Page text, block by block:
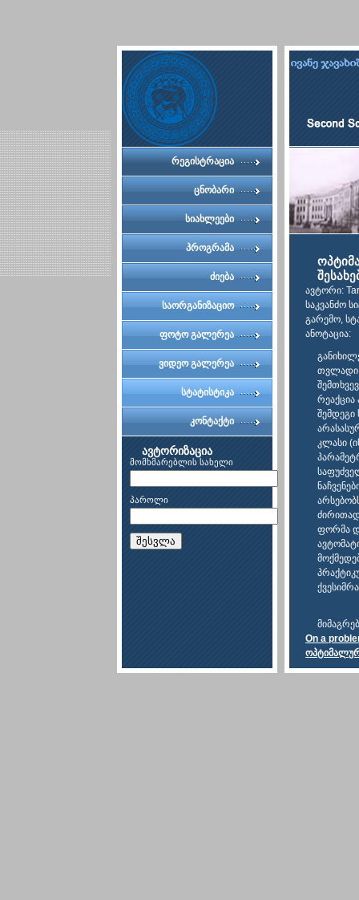
რეგისტრაცია
ცნობარი
სიახლეები
პროგრამა
ძიება
საორგანიზაციო
კომიტეტი
ფოტო გალერეა
ვიდეო გალერეა
სტატისტიკა
კონტაქტი
ავტორიზაცია
მომხმარებლის სახელი
პაროლი
შესვლა
ავტორი:
საკვანძო
გარემო,
ანოტაცია:
თვლადი
რეაქცია
შემდეგი
კლასი
ფორმა
On a